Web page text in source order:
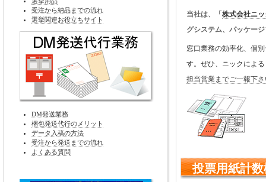
当社は、「 株式会社ニ
グシステム、パッケー
窓口業務の効率化、個
す。ぜひ、ニックによ
担当営業までご一報下
投票用紙計
受注から納品までの流れ
選挙関連お役立ちサイト
DM発送業務
梱包発送代行のメリット
データ入稿の方法
受注から発送までの流れ
よくある質問